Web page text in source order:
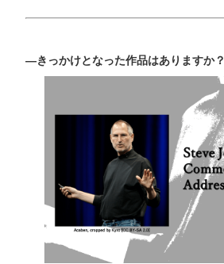
―きっかけとなった作品はありますか？